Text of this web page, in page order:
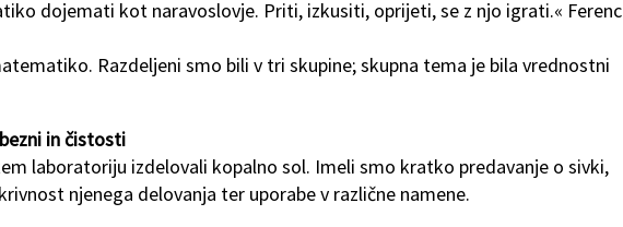
dojemati kot naravoslovje. Priti, izkusiti, oprijeti, se z njo igrati.« Ferenc
Razdeljeni smo bili v tri skupine; skupna tema je bila vrednostni
in čistosti
laboratoriju izdelovali kopalno sol. Imeli smo kratko predavanje o sivki,
njenega delovanja ter uporabe v različne namene.